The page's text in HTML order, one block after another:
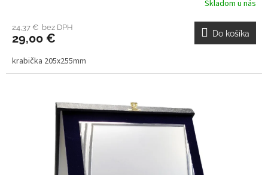
Skladom u nás
24,37 € bez DPH
29,00 € Do košíka
krabička 205x255mm